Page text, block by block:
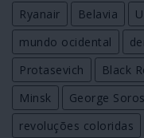
Ryanair
Belavia
mundo ocidental
Protasevich
Black
Minsk
George Soros
revoluções coloridas